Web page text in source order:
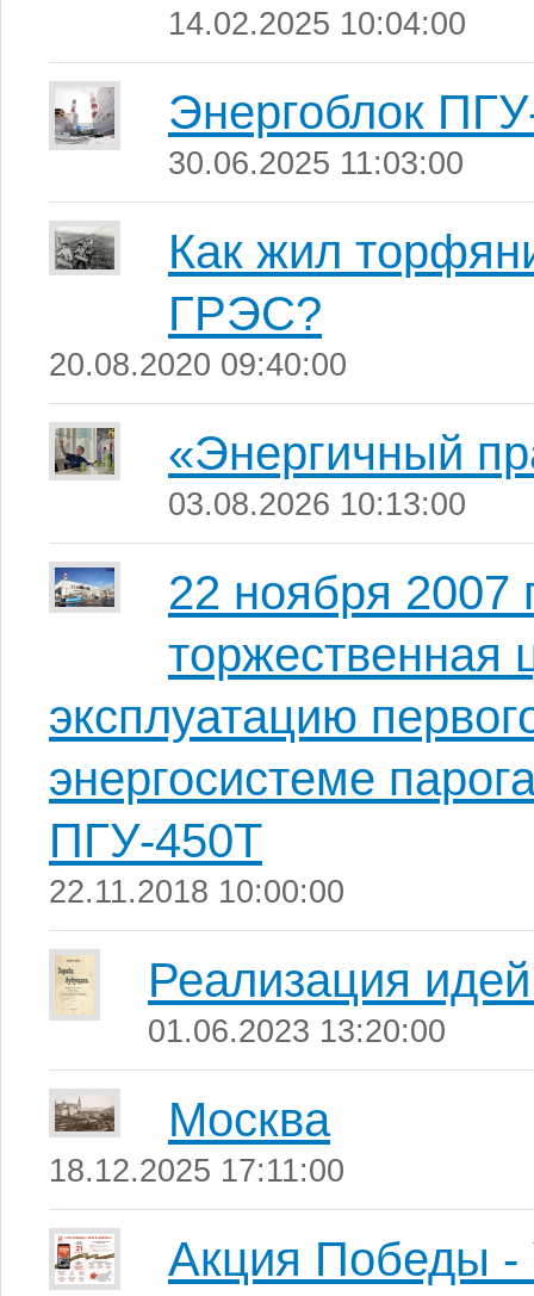
14.02.2025 10:04:00
Энергоблок
30.06.2025 11:03:00
Как жил
ГРЭС?
20.08.2020 09:40:00
«Энергичный
03.08.2026 10:13:00
22 ноября 2007
торжественная
эксплуатацию
энергосистеме
ПГУ-450Т
22.11.2018 10:00:00
Реализация
01.06.2023 13:20:00
Москва
18.12.2025 17:11:00
Акция Победы -